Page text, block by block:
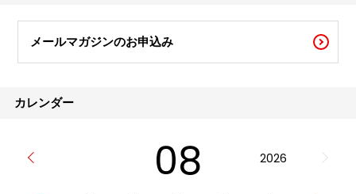
メールマガジンのお申込み
カレンダー
08 2026